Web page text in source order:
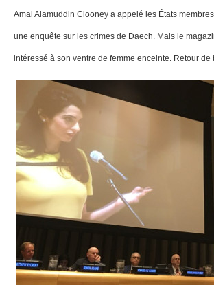
Amal Alamuddin Clooney a appelé les États
une enquête sur les crimes de Daech. Mais le
intéressé à son ventre de femme enceinte. Retour de